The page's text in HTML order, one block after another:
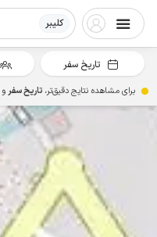
کلیبر
تاریخ سفر
برای مشاهده نتایج دقیق‌تر، تاریخ سفرو